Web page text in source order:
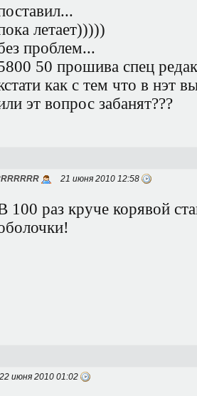
летает)))))
проблем...
50 прошива спец
как с тем что в нэт
эт вопрос забанят???
21 июня 2010 12:58
100 раз круче корявой
июня 2010 01:02